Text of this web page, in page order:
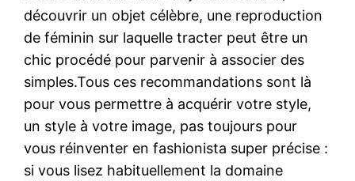
découvrir un objet célèbre, une reproduction
de féminin sur laquelle tracter peut être un
chic procédé pour parvenir à associer des
simples.Tous ces recommandations sont là
pour vous permettre à acquérir votre style,
un style à votre image, pas toujours pour
vous réinventer en fashionista super précise :
si vous lisez habituellement la domaine